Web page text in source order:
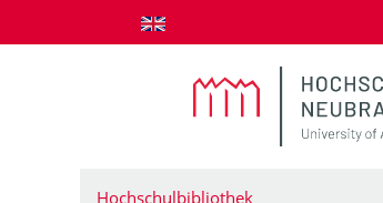
zum Inhalt springen
Hochschulbibliothek